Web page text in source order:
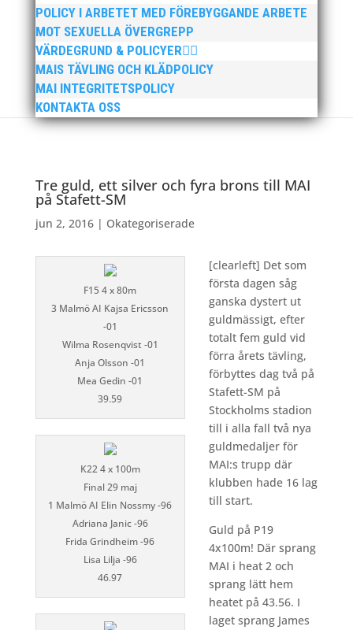
POLICY I ARBETET MED FÖREBYGGANDE ARBETE
MOT SEXUELLA ÖVERGREPP
VÄRDEGRUND & POLICYER
MAIS TÄVLING OCH KLÄDPOLICY
MAI INTEGRITETSPOLICY
KONTAKTA OSS
Tre guld, ett silver och fyra brons till MAI
på Stafett-SM
jun 2, 2016| Okategoriserade
F15 4 x 80m
3 Malmö AI Kajsa Ericsson
-01
Wilma Rosenqvist -01
Anja Olsson -01
Mea Gedin -01
39.59
K22 4 x 100m
Final 29 maj
1 Malmö AI Elin Nossmy -96
Adriana Janic -96
Frida Grindheim -96
Lisa Lilja -96
46.97
[clearleft] Det som
första dagen såg
ganska dystert ut
guldmässigt, efter
totalt fem guld vid
förra årets tävling,
förbyttes dag två på
Stafett-SM på
Stockholms stadion
till i alla fall två nya
guldmedaljer för
MAI:s trupp där
klubben hade 16 lag
till start.
Guld på P19
4x100m! Där sprang
MAI i heat 2 och
sprang lätt hem
heatet på 43.56. I
laget sprang James